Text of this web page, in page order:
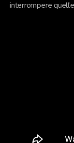
interrompere